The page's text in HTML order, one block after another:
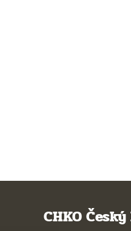
CHKO